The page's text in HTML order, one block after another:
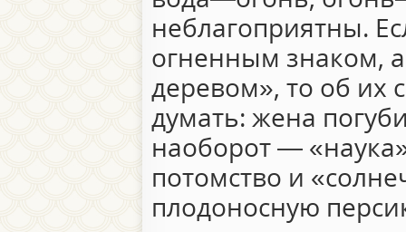
неблагоприятны.
огненным знаком,
деревом», то об их
думать: жена
наоборот —
потомство и
плодоносную